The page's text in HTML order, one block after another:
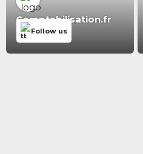
Comptabilisation.fr
Follow us